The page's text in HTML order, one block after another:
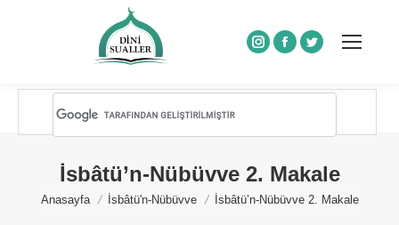
Instagram
Facebook
Twitter
İsbâtü’n-Nübüvve 2. Makale
You are here:
Anasayfa İsbâtü'n-Nübüvve İsbâtü’n-Nübüvve 2. Makale